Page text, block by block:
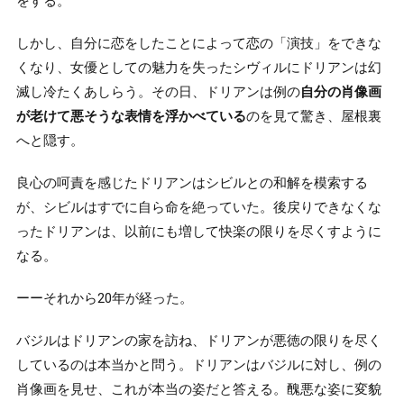
しかし、自分に恋をしたことによって恋の「演技」をできな
くなり、女優としての魅力を失ったシヴィルにドリアンは幻
滅し冷たくあしらう。その日、ドリアンは例の自分の肖像画
が老けて悪そうな表情を浮かべているのを見て驚き、屋根裏
へと隠す。
良心の呵責を感じたドリアンはシビルとの和解を模索する
が、シビルはすでに自ら命を絶っていた。後戻りできなくな
ったドリアンは、以前にも増して快楽の限りを尽くすように
なる。
ーーそれから20年が経った。
バジルはドリアンの家を訪ね、ドリアンが悪徳の限りを尽く
しているのは本当かと問う。ドリアンはバジルに対し、例の
肖像画を見せ、これが本当の姿だと答える。醜悪な姿に変貌